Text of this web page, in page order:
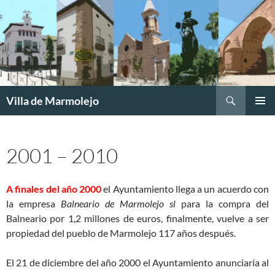
Villa de Marmolejo
2001 – 2010
A finales del año 2000el Ayuntamiento llega a un acuerdo con
la empresa Balneario de Marmolejo sl para la compra del
Balneario por 1,2 millones de euros, finalmente, vuelve a ser
propiedad del pueblo de Marmolejo 117 años después.
El 21 de diciembre del año 2000 el Ayuntamiento anunciaría al